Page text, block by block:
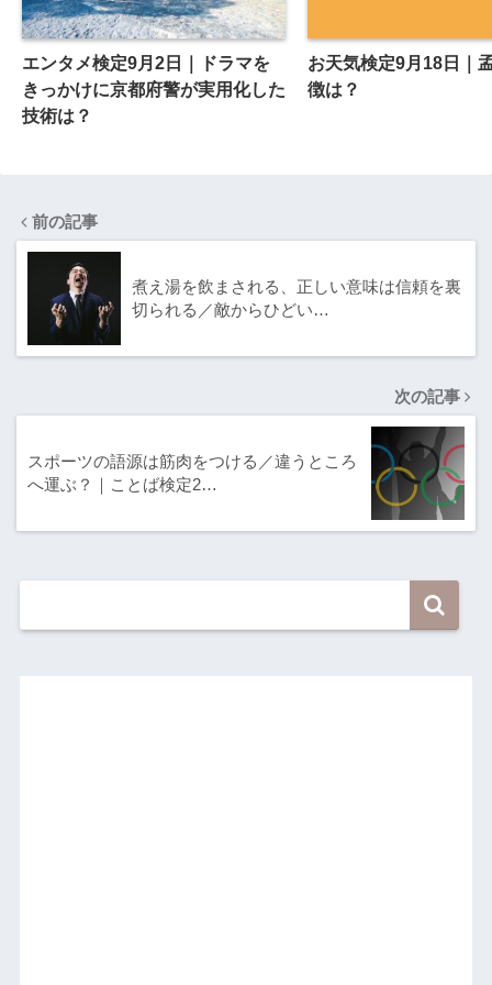
エンタメ検定9月2日｜ドラマを
きっかけに京都府警が実用化した
技術は？
お天気検定9月18日｜
徴は？
前の記事
煮え湯を飲まされる、正しい意味は信頼を裏
切られる／敵からひどい…
次の記事
スポーツの語源は筋肉をつける／違うところ
へ運ぶ？｜ことば検定2…